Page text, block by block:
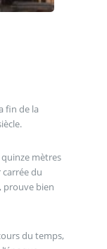
fin de la
mètres
carrée du
prouve bien
du temps,